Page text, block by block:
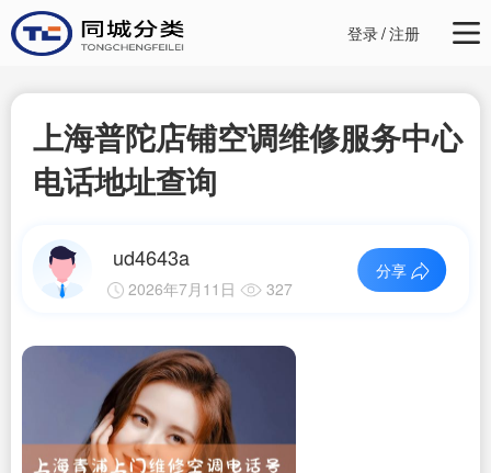
登录/注册
上海普陀店铺空调维修服务中心
电话地址查询
ud4643a
2026年7月11日 327
分享